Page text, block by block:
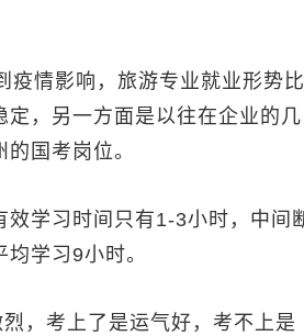
情影响，旅游专业就业形势比
，另一方面是以往在企业的几
国考岗位。
学习时间只有1-3小时，中间
学习9小时。
，考上了是运气好，考不上是